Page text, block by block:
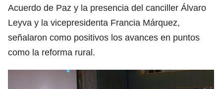
Acuerdo de Paz y la presencia del canciller Álvaro
Leyva y la vicepresidenta Francia Márquez,
señalaron como positivos los avances en puntos
como la reforma rural.